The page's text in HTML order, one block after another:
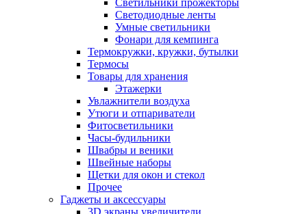
Светильники прожекторы
Светодиодные ленты
Умные светильники
Фонари для кемпинга
Термокружки, кружки, бутылки
Термосы
Товары для хранения
Этажерки
Увлажнители воздуха
Утюги и отпариватели
Фитосветильники
Часы-будильники
Швабры и веники
Швейные наборы
Щетки для окон и стекол
Прочее
Гаджеты и аксессуары
3D экраны увеличители